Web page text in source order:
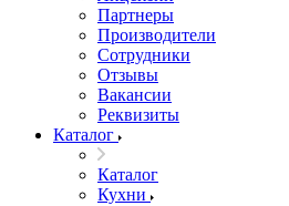
Партнеры
Производители
Сотрудники
Отзывы
Вакансии
Реквизиты
Каталог
Каталог
Кухни